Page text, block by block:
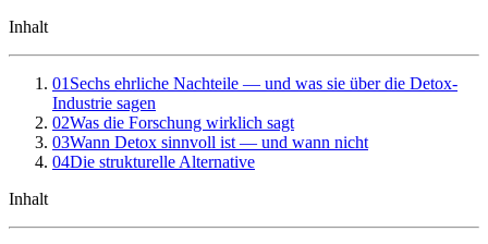
Inhalt
01 Sechs ehrliche Nachteile — und was sie über die Detox-
Industrie sagen
02Was die Forschung wirklich sagt
03Wann Detox sinnvoll ist — und wann nicht
04Die strukturelle Alternative
Inhalt